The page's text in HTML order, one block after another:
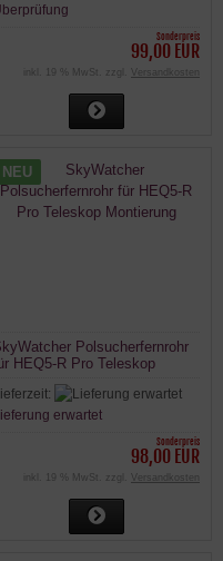
Sonderpreis
99,00 EUR
inkl. 19 % MwSt. zzgl. Versandkosten
NEU
Polsucherfernrohr
HEQ5-R Pro Teleskop
Montierung
erwartet
Sonderpreis
98,00 EUR
inkl. 19 % MwSt. zzgl. Versandkosten